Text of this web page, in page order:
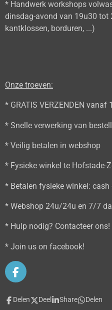
* Handwerk workshops
dinsdag-avond van 19u30 tot
kantklossen, borduren, ...)
Onze troeven:
* GRATIS VERZENDEN
* Snelle verwerking van
* Veilig betalen in webshop
* Fysieke winkel te Hofstade-
* Betalen fysieke winkel:
* Webshop 24u/24u en 7/7
* Hulp nodig? Contacteer ons!
* Join us on facebook!
F
a
c
e
Delen Deel Share Delen